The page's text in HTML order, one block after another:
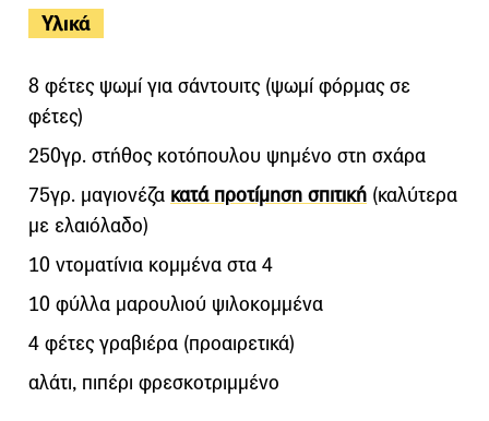
Υλικά
8 φέτες ψωμί για σάντουιτς (ψωμί φόρμας σε
φέτες)
250γρ. στήθος κοτόπουλου ψημένο στη σχάρα
75γρ. μαγιονέζα κατά προτίμηση σπιτική (καλύτερα
με ελαιόλαδο)
10 ντοματίνια κομμένα στα 4
10 φύλλα μαρουλιού ψιλοκομμένα
4 φέτες γραβιέρα (προαιρετικά)
αλάτι, πιπέρι φρεσκοτριμμένο